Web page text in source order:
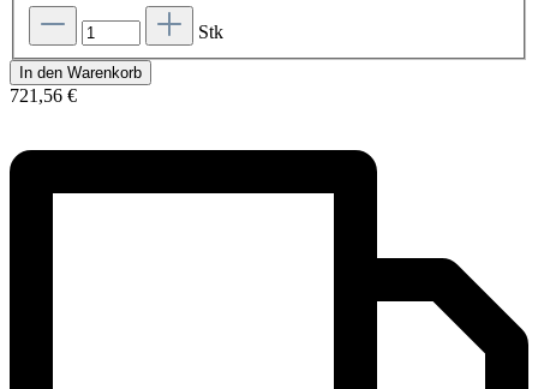
Stk
In den Warenkorb
721,56 €